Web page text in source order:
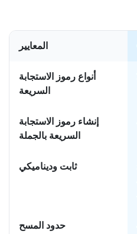
المعايير
أنواع رموز الاستجابة
السريعة
إنشاء رموز الاستجابة
السريعة بالجملة
ثابت وديناميكي
حدود المسح